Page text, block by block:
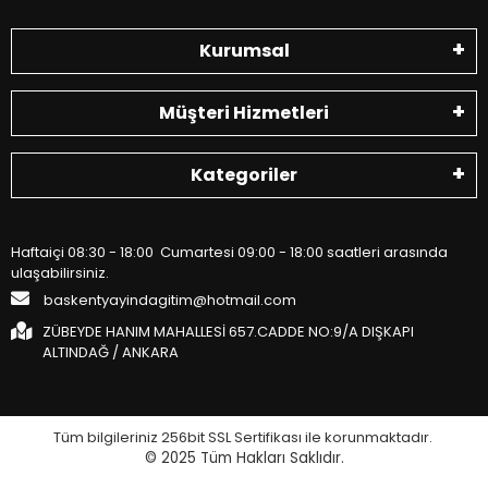
Kurumsal
Müşteri Hizmetleri
Kategoriler
Haftaiçi 08:30 - 18:00 Cumartesi 09:00 - 18:00 saatleri arasında
ulaşabilirsiniz.
baskentyayindagitim@hotmail.com
ZÜBEYDE HANIM MAHALLESİ 657.CADDE NO:9/A DIŞKAPI
ALTINDAĞ / ANKARA
Tüm bilgileriniz 256bit SSL Sertifikası ile korunmaktadır.
© 2025 Tüm Hakları Saklıdır.